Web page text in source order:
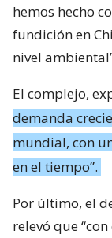
hemos hecho
fundición en
nivel
El complejo,
demanda
mundial, con
en el tiempo”.
Por último, el
relevó que